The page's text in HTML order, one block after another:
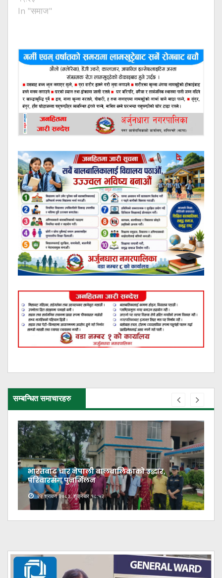
In "समाज"
सम्बन्धित समाचारहरु
भारतबाट चार नेपाली बालबालिकाको उद्धार,
परिवारसँग पुनर्मिलन
२२ श्रावण २०८३, शुक्रबार १८:५२